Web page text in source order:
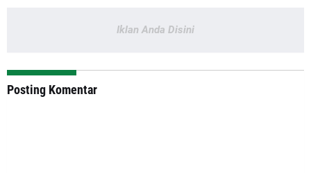
Iklan Anda Disini
Posting Komentar